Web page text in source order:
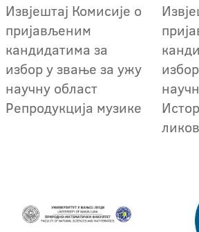
Извјештај Комисије о
пријављеним
кандидатима за
избор у звање за ужу
научну област
Репродукција музике